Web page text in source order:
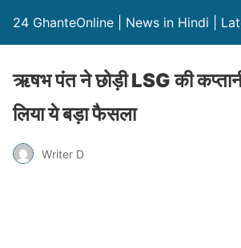
24 GhanteOnline | News in Hindi |
ऋषभ पंत ने छोड़ी LSG की
लिया ये बड़ा फैसला
Writer D